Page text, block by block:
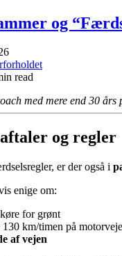
og
read
med mere end 30 års
og regler
er der også i
enige om:
for grønt
km/timen på
af vejen